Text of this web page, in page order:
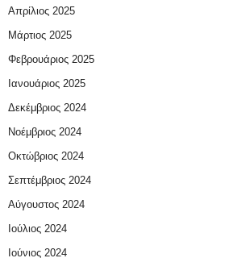
Απρίλιος 2025
Μάρτιος 2025
Φεβρουάριος 2025
Ιανουάριος 2025
Δεκέμβριος 2024
Νοέμβριος 2024
Οκτώβριος 2024
Σεπτέμβριος 2024
Αύγουστος 2024
Ιούλιος 2024
Ιούνιος 2024